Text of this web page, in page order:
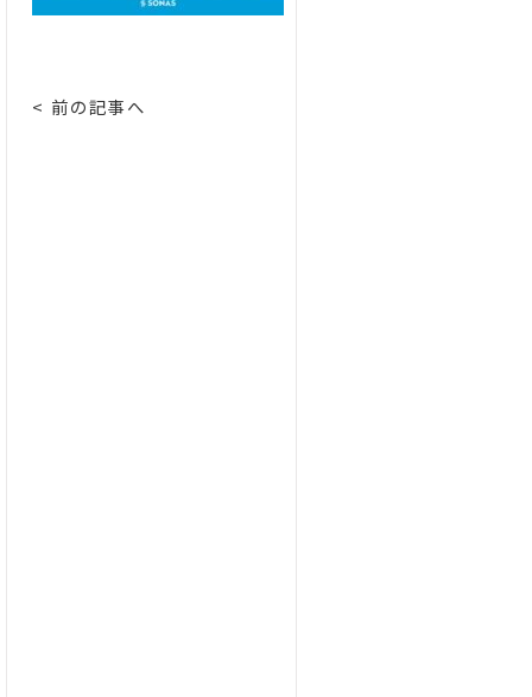
< 前の記事へ